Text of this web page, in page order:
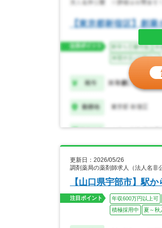
更新日：2026/05/26
調剤薬局の薬剤師求人（法人名
【山口県宇部市】駅
注目ポイント 年収600万円以上可
積極採用中
夏～秋